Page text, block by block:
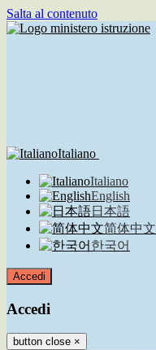
Salta al contenuto
Italiano
Italiano
English
日本語
简体中文
한국어
Accedi
Accedi
button close ×